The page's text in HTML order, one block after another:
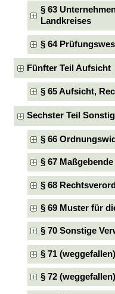
§ 63
Landkreises
§ 64
Fünfter Teil Aufsicht
§ 65 Aufsicht,
Sechster Teil
§ 66
§ 67
§ 68
§ 69 Muster für
§ 70 Sonstige
§ 71 (weggefallen)
§ 72 (weggefallen)